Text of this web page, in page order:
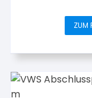
ZUM